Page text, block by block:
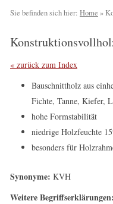
Sie befinden sich hier: Home »
« zurück zum Index
Bauschnittholz aus
Fichte, Tanne, Kiefer,
hohe Formstabilität
niedrige Holzfeuchte
besonders für
Synonyme: KVH
Weitere Begriffserklärungen: